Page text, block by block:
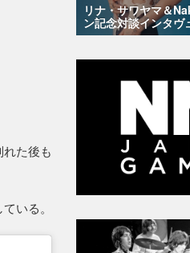
た後も
いる。
リナ・サワヤマ＆
ン記念対談インタヴ